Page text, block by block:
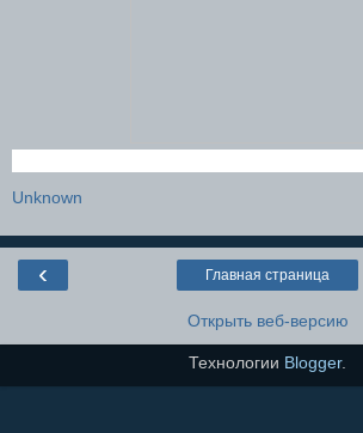
Unknown
‹ Главная страница
Открыть веб-версию
Технологии Blogger.